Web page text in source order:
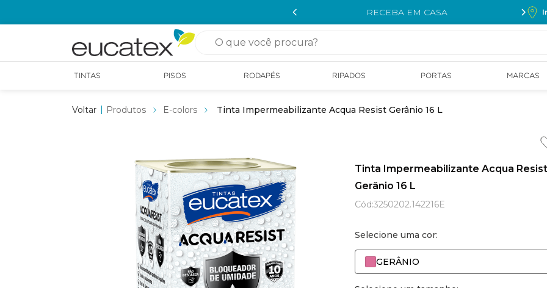
RECEBA EM CASA
O que você procura?
TINTAS PISOS RODAPÉS RIPADOS PORTAS MARCAS
Produtos E-colors Tinta Impermeabilizante Acqua Resist Gerânio 16 L
Tinta Impermeabilizante Acqua Resist
Gerânio 16 L
Cód:3250202.142216E
Selecione uma cor:
GERÂNIO